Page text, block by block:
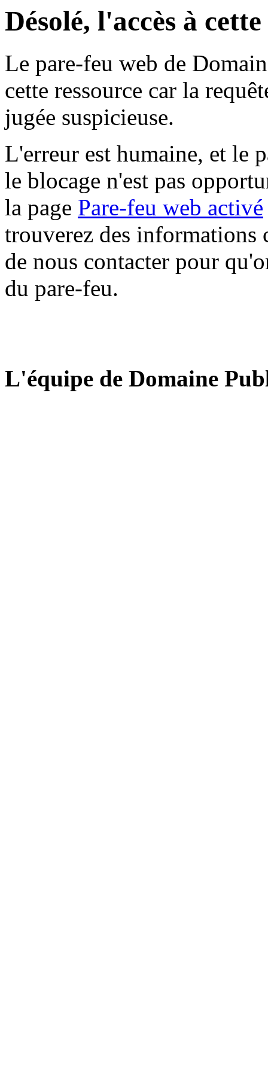
Désolé, l'accès à
Le pare-feu web de
cette ressource car la
jugée suspicieuse.
L'erreur est humaine, et le
le blocage n'est pas
la page Pare-feu web activé
trouverez des informations
de nous contacter pour
du pare-feu.
L'équipe de Domaine